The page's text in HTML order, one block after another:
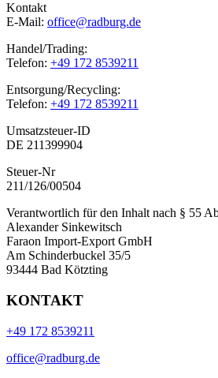
Kontakt
E-Mail: office@radburg.de
Handel/Trading:
Telefon: +49 172 8539211
Entsorgung/Recycling:
Telefon: +49 172 8539211
Umsatzsteuer-ID
DE 211399904
Steuer-Nr
211/126/00504
Verantwortlich für den Inhalt nach § 55
Alexander Sinkewitsch
Faraon Import-Export GmbH
Am Schinderbuckel 35/5
93444 Bad Kötzting
KONTAKT
+49 172 8539211
office@radburg.de